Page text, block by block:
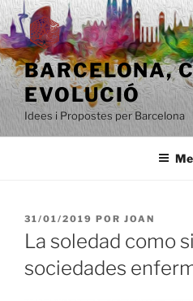
Saltar
al
contenido
BARCELONA,
EVOLUCIÓ
Idees i Propostes per Barcelona
PUBLICADO
EL
31/01/2019 POR JOAN
La soledad como
sociedades